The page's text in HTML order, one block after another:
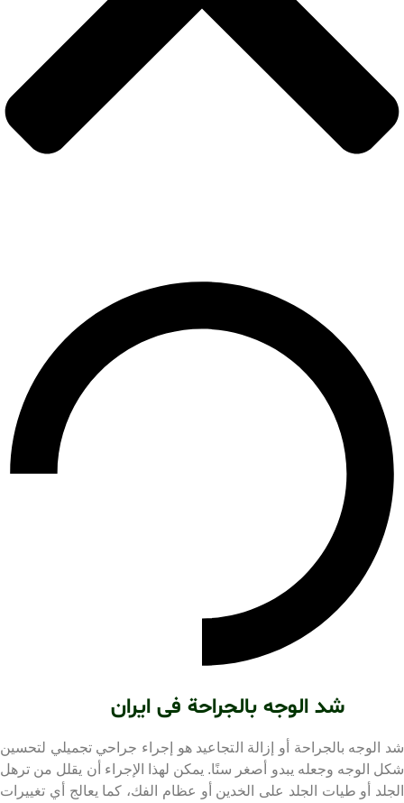
شد الوجه بالجراحة فی ایران
بالجراحة أو إزالة التجاعيد هو إجراء جراحي تجميلي لتحسين
الوجه وجعله يبدو أصغر سنًا. يمكن لهذا الإجراء أن يقلل من ترهل
أو طيات الجلد على الخدين أو عظام الفك، كما يعالج أي تغييرات